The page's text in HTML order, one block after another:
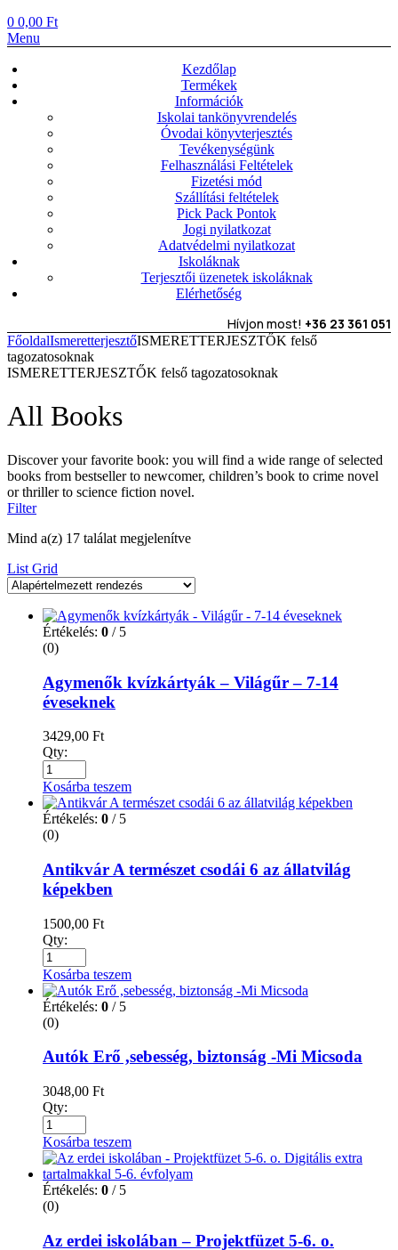
0 0,00 Ft
Menu
Kezdőlap
Termékek
Információk
Iskolai tankönyvrendelés
Óvodai könyvterjesztés
Tevékenységünk
Felhasználási Feltételek
Fizetési mód
Szállítási feltételek
Pick Pack Pontok
Jogi nyilatkozat
Adatvédelmi nyilatkozat
Iskoláknak
Terjesztői üzenetek iskoláknak
Elérhetőség
Hívjon most! +36 23 361 051
FőoldalIsmeretterjesztőISMERETTERJESZTŐK felső
tagozatosoknak
ISMERETTERJESZTŐK felső tagozatosoknak
All Books
Discover your favorite book: you will find a wide range of selected
books from bestseller to newcomer, children’s book to crime novel
or thriller to science fiction novel.
Filter
Mind a(z) 17 találat megjelenítve
List Grid
Értékelés: 0 / 5
(0)
Agymenők kvízkártyák – Világűr – 7-14
éveseknek
3429,00 Ft
Qty:
Kosárba teszem
Értékelés: 0 / 5
(0)
Antikvár A természet csodái 6 az állatvilág
képekben
1500,00 Ft
Qty:
Kosárba teszem
Értékelés: 0 / 5
(0)
Autók Erő ,sebesség, biztonság -Mi Micsoda
3048,00 Ft
Qty:
Kosárba teszem
Értékelés: 0 / 5
(0)
Az erdei iskolában – Projektfüzet 5-6. o.